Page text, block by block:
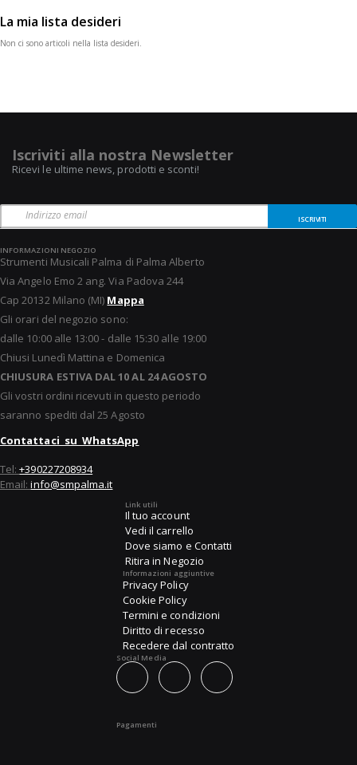
La mia lista desideri
Non ci sono articoli nella lista desideri.
Iscriviti alla nostra Newsletter
Ricevi le ultime news, prodotti e sconti!
ISCRIVITI
INFORMAZIONI NEGOZIO
Strumenti Musicali Palma di Palma Alberto
Via Angelo Emo 2 ang. Via Padova 244
Cap 20132 Milano (MI) Mappa
Gli orari del negozio sono:
dalle 10:00 alle 13:00 - dalle 15:30 alle 19:00
Chiusi Lunedì Mattina e Domenica
CHIUSURA ESTIVA DAL 10 AL 24 AGOSTO
Gli vostri ordini ricevuti in questo periodo
saranno spediti dal 25 Agosto
Contattaci su WhatsApp
Tel:+390227208934
Email:info@smpalma.it
Link utili
Il tuo account
Vedi il carrello
Dove siamo e Contatti
Ritira in Negozio
Informazioni aggiuntive
Privacy Policy
Cookie Policy
Termini e condizioni
Diritto di recesso
Recedere dal contratto
Social Media
Pagamenti